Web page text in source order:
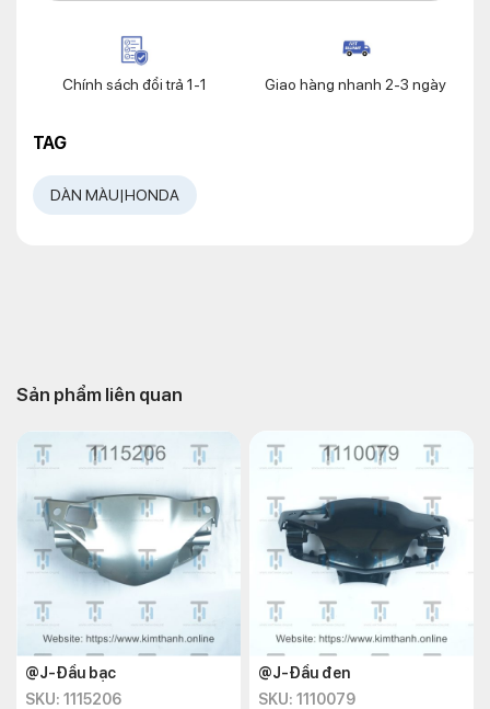
Chính sách đổi trả 1-1 Giao hàng nhanh 2-3 ngày
TAG
DÀN MÀU|HONDA
Sản phẩm liên quan
@J-Đầu bạc
SKU: 1115206
@J-Đầu đen
SKU: 1110079